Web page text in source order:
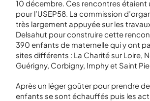
10 décembre. Ces rencontres étaient
pour l’USEP58. La commission
très largement appuyée sur les
Delsahut pour construire cette
390 enfants de maternelle qui y ont
sites différents : La Charité sur Loire,
Guérigny, Corbigny, Imphy et Saint
Après un léger goûter pour prendre
enfants se sont échauffés puis les